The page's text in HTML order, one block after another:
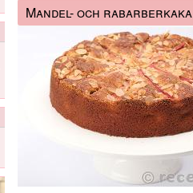
Mandel- och rabarberkaka